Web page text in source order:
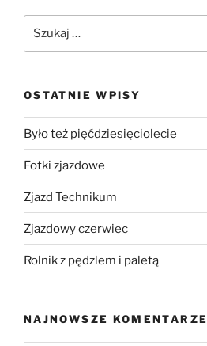
OSTATNIE WPISY
Było też pięćdziesięciolecie
Fotki zjazdowe
Zjazd Technikum
Zjazdowy czerwiec
Rolnik z pędzlem i paletą
NAJNOWSZE KOMENTARZE